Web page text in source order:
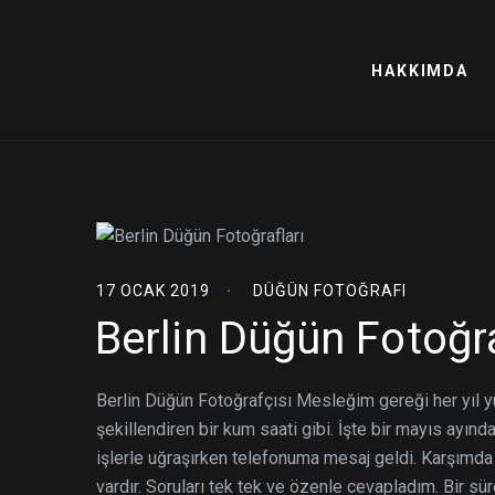
HAKKIMDA
17 OCAK 2019 DÜĞÜN FOTOĞRAFI
Berlin Düğün
Berlin Düğün Fotoğrafçısı Mesleğim gereği her yıl
şekillendiren bir kum saati gibi. İşte bir mayıs
işlerle uğraşırken telefonuma mesaj geldi.
vardır. Soruları tek tek ve özenle cevapladım. Bir